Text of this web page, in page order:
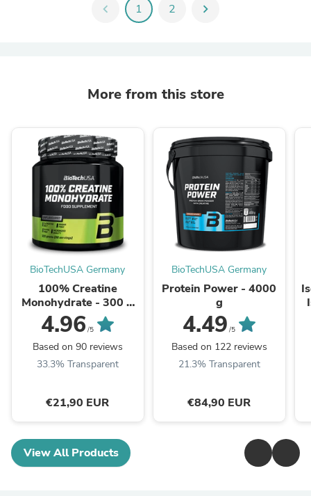
chevron_left 1 2 chevron_right
More from this store
BioTechUSA Germany
100% Creatine
Monohydrate - 300 g
Ohne Geschmack
4.96 /5
Based on 90 reviews
33.3% Transparent
€21,90 EUR
BioTechUSA Germany
Protein Power - 4000
g
4.49 /5
Based on 122 reviews
21.3% Transparent
€84,90 EUR
View All Products